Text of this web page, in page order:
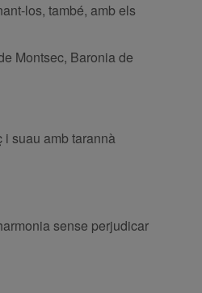
los, també, amb els
Montsec, Baronia de
i suau amb tarannà
sense perjudicar